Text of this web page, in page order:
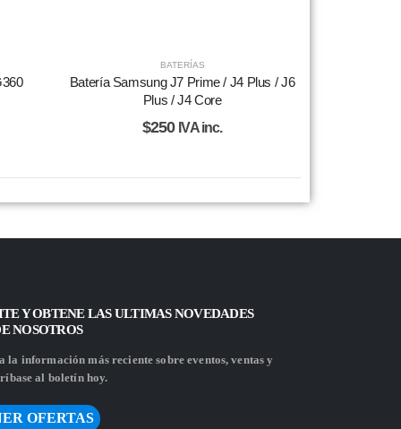
BATERÍAS
Batería Samsung J7 Prime / J4 Plus / J6
Plus / J4 Core
$250 IVA inc.
Y OBTENE LAS ULTIMAS NOVEDADES
NOSOTROS
la información más reciente sobre eventos, ventas y
al boletín hoy.
OFERTAS